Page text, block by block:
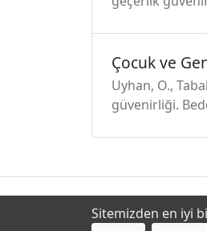
Çocuk ve
Uyhan, O.,
güvenirliği.
Sitemizden en iyi